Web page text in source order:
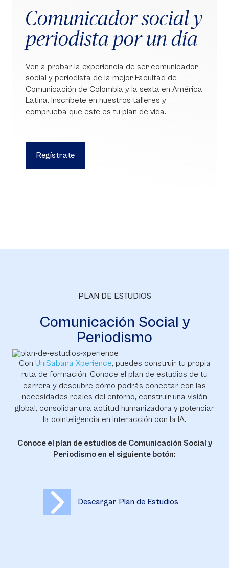
Comunicador social y
periodista por un día
Ven a probar la experiencia de ser comunicador
social y periodista de la mejor Facultad de
Comunicación de Colombia y la sexta en América
Latina. Inscríbete en nuestros talleres y
comprueba que este es tu plan de vida.
Regístrate
PLAN DE ESTUDIOS
Comunicación Social y
Periodismo
Con UniSabana Xperience, puedes construir tu propia
ruta de formación. Conoce el plan de estudios de tu
carrera y descubre cómo podrás conectar con las
necesidades reales del entorno, construir una visión
global, consolidar una actitud humanizadora y potenciar
la cointeligencia en interacción con la IA.
Conoce el plan de estudios de Comunicación Social y
Periodismo en el siguiente botón:
Descargar Plan de Estudios